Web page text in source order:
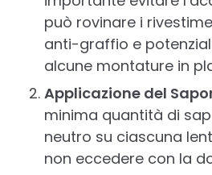
può rovinare i
anti-graffio e
alcune montature in
Applicazione del
minima quantità di
neutro su ciascuna
non eccedere con la